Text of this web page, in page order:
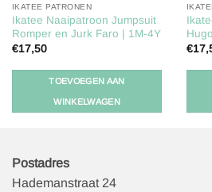
IKATEE PATRONEN
Ikatee Naaipatroon Jumpsuit
Romper en Jurk Faro | 1M-4Y
€17,50
TOEVOEGEN AAN
WINKELWAGEN
€
Postadres
Hademanstraat 24